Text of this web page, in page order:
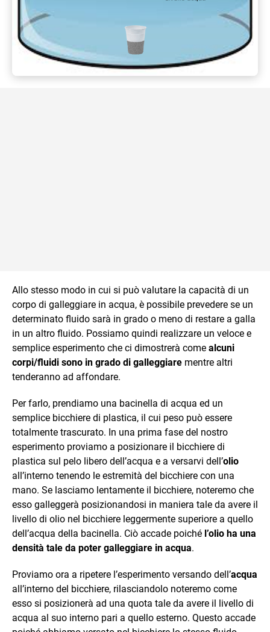
Allo stesso modo in cui si può valutare la capacità di un
corpo di galleggiare in acqua, è possibile prevedere se un
determinato fluido sarà in grado o meno di restare a galla
in un altro fluido. Possiamo quindi realizzare un veloce e
semplice esperimento che ci dimostrerà come alcuni
corpi/fluidi sono in grado di galleggiare mentre altri
tenderanno ad affondare.
Per farlo, prendiamo una bacinella di acqua ed un
semplice bicchiere di plastica, il cui peso può essere
totalmente trascurato. In una prima fase del nostro
esperimento proviamo a posizionare il bicchiere di
plastica sul pelo libero dell’acqua e a versarvi dell’olio
all’interno tenendo le estremità del bicchiere con una
mano. Se lasciamo lentamente il bicchiere, noteremo che
esso galleggerà posizionandosi in maniera tale da avere il
livello di olio nel bicchiere leggermente superiore a quello
dell’acqua della bacinella. Ciò accade poiché l’olio ha una
densità tale da poter galleggiare in acqua.
Proviamo ora a ripetere l’esperimento versando dell’acqua
all’interno del bicchiere, rilasciandolo noteremo come
esso si posizionerà ad una quota tale da avere il livello di
acqua al suo interno pari a quello esterno. Questo accade